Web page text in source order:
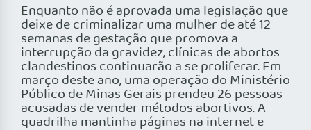
Enquanto não é aprovada uma legislação que
deixe de criminalizar uma mulher de até 12
semanas de gestação que promova a
interrupção da gravidez, clínicas de abortos
clandestinos continuarão a se proliferar. Em
março deste ano, uma operação do Ministério
Público de Minas Gerais prendeu 26 pessoas
acusadas de vender métodos abortivos. A
quadrilha mantinha páginas na internet e